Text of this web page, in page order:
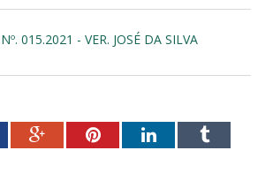
015.2021 - VER. JOSÉ DA SILVA
Google+PinterestLinkedInTumblr